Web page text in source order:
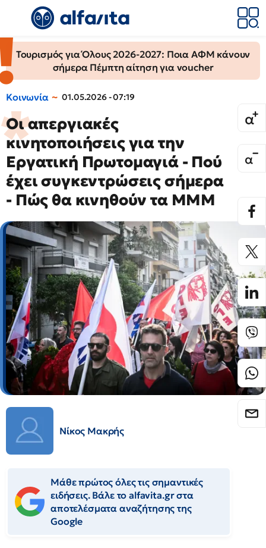
Τουρισμός για Όλους 2026-2027: Ποια ΑΦΜ κάνουν
σήμερα Πέμπτη αίτηση για voucher
Κοινωνία 01.05.2026 - 07:19
Οι απεργιακές
κινητοποιήσεις για την
Εργατική Πρωτομαγιά - Πού
έχει συγκεντρώσεις σήμερα
- Πώς θα κινηθούν τα ΜΜΜ
Νίκος Μακρής
Μάθε πρώτος όλες τις σημαντικές
ειδήσεις. Βάλε το alfavita.gr στα
αποτελέσματα αναζήτησης της
Google